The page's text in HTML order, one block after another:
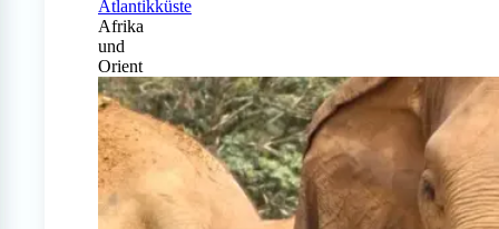
Atlantikküste
Afrika
und
Orient